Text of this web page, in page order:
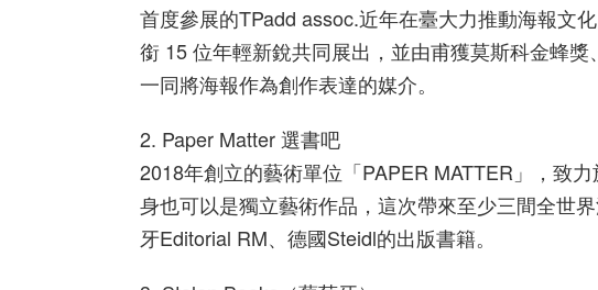
首度參展的TPadd assoc.近年在臺大力推動海報文
銜 15 位年輕新銳共同展出，並由甫獲莫斯科金蜂
一同將海報作為創作表達的媒介。
2. Paper Matter 選書吧
2018年創立的藝術單位「PAPER MATTER」，致
身也可以是獨立藝術作品，這次帶來至少三間全世
牙Editorial RM、德國Steidl的出版書籍。